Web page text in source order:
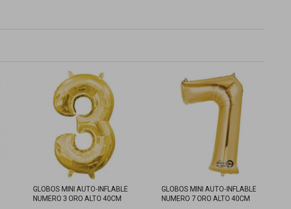
GLOBOS MINI AUTO-INFLABLE
NUMERO 3 ORO ALTO 40CM
GLOBOS MINI AUTO-INFLABLE
NUMERO 7 ORO ALTO 40CM